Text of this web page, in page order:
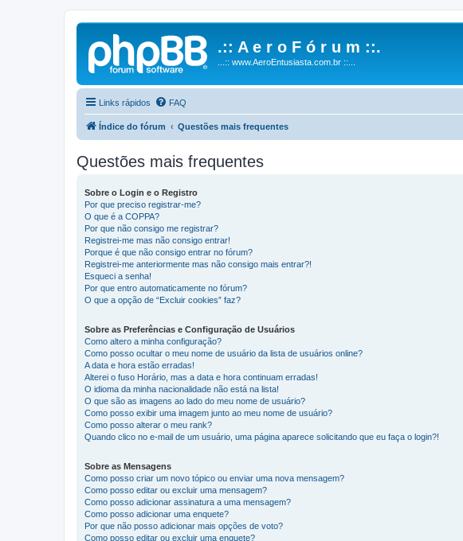
.:: A e r o F ó r u m ::.
...:: www.AeroEntusiasta.com.br ::...
Links rápidos FAQ
Índice do fórum Questões mais frequentes
Questões mais frequentes
Sobre o Login e o Registro
Por que preciso registrar-me?
O que é a COPPA?
Por que não consigo me registrar?
Registrei-me mas não consigo entrar!
Porque é que não consigo entrar no fórum?
Registrei-me anteriormente mas não consigo mais entrar?!
Esqueci a senha!
Por que entro automaticamente no fórum?
O que a opção de “Excluir cookies” faz?
Sobre as Preferências e Configuração de Usuários
Como altero a minha configuração?
Como posso ocultar o meu nome de usuário da lista de usuários online?
A data e hora estão erradas!
Alterei o fuso Horário, mas a data e hora continuam erradas!
O idioma da minha nacionalidade não está na lista!
O que são as imagens ao lado do meu nome de usuário?
Como posso exibir uma imagem junto ao meu nome de usuário?
Como posso alterar o meu rank?
Quando clico no e-mail de um usuário, uma página aparece solicitando que eu faça o login?!
Sobre as Mensagens
Como posso criar um novo tópico ou enviar uma nova mensagem?
Como posso editar ou excluir uma mensagem?
Como posso adicionar assinatura a uma mensagem?
Como posso adicionar uma enquete?
Por que não posso adicionar mais opções de voto?
Como posso editar ou excluir uma enquete?